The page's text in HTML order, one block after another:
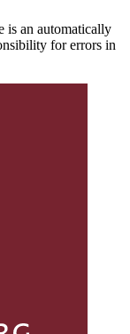
is an automatically
for errors in